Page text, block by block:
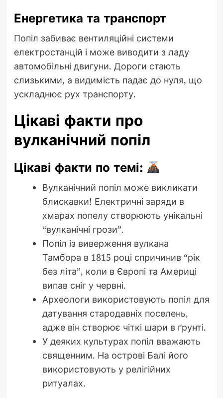
Енергетика та транспорт
Попіл забиває вентиляційні системи
електростанцій і може виводити з ладу
автомобільні двигуни. Дороги стають
слизькими, а видимість падає до нуля, що
ускладнює рух транспорту.
Цікаві факти про
вулканічний попіл
Цікаві факти по темі:
Вулканічний попіл може викликати
блискавки! Електричні заряди в
хмарах попелу створюють унікальні
“вулканічні грози”.
Попіл із виверження вулкана
Тамбора в 1815 році спричинив “рік
без літа”, коли в Європі та Америці
випав сніг у червні.
Археологи використовують попіл для
датування стародавніх поселень,
адже він створює чіткі шари в ґрунті.
У деяких культурах попіл вважають
священним. На острові Балі його
використовують у релігійних
ритуалах.